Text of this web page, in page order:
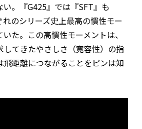
い。『G425』では『SFT』も
れのシリーズ史上最高の慣性モー
た。この高慣性モーメントは、
してきたやさしさ（寛容性）の指
飛距離につながることをピンは知